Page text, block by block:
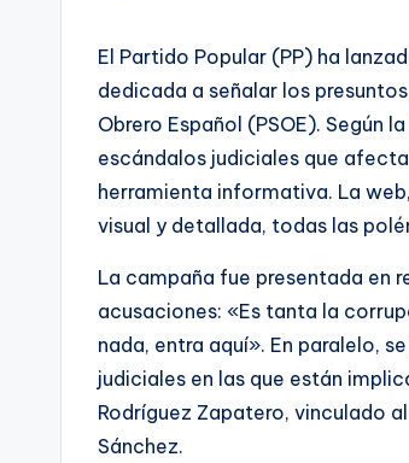
El Partido Popular (PP) ha
dedicada a señalar los
Obrero Español (PSOE). Según
escándalos judiciales que
herramienta informativa. La
visual y detallada, todas las
La campaña fue presentada en
acusaciones: «Es tanta la
nada, entra aquí». En paralelo,
judiciales en las que están
Rodríguez Zapatero, vinculado
Sánchez.